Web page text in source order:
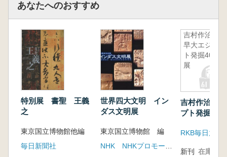
あなたへのおすすめ
特別展 書聖 王義
之
東京国立博物館他編
毎日新聞社
世界四大文明 イン
ダス文明展
東京国立博物館 編
吉村作治の
早大エジプ
ト発掘40年
展
吉村作治の
プト発掘40
RKB毎日放送
新刊 在庫なし